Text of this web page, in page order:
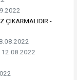
ÇIKARMALIDIR -
12.08.2022